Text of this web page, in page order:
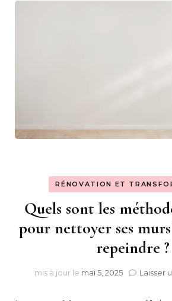
RÉNOVATION ET
Quels sont les
pour nettoyer ses murs
repeindre ?
mis à jour le mai 5, 2025 Laisser